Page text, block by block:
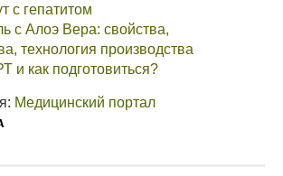
с гепатитом
с Алоэ Вера: свойства,
технология производства
и как подготовиться?
Медицинский портал